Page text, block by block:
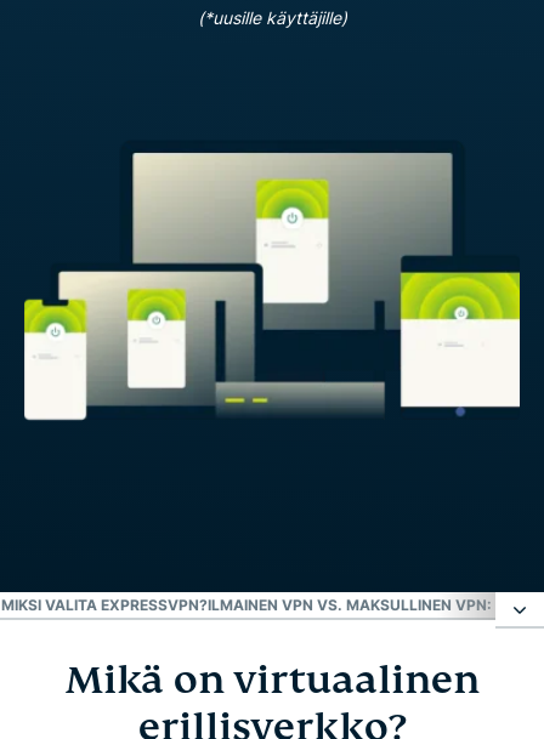
(*uusille käyttäjille)
MIKSI VALITA EXPRESSVPN?ILMAINEN VPN VS. MAKSULLINEN VPN:
Mikä on virtuaalinen erillisverkko?
Mikä on virtuaalinen
erillisverkko?